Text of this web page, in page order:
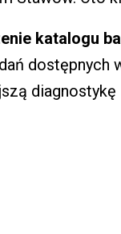
katalogu
dostępnych